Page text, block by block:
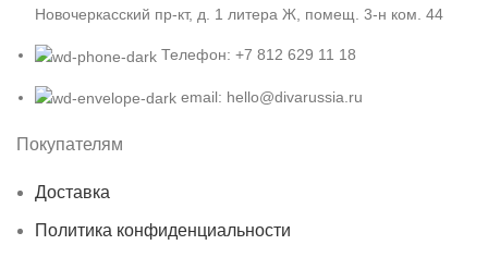
Новочеркасский пр-кт, д. 1 литера Ж, помещ. 3-н ком. 44
Телефон: +7 812 629 11 18
email: hello@divarussia.ru
Покупателям
Доставка
Политика конфиденциальности